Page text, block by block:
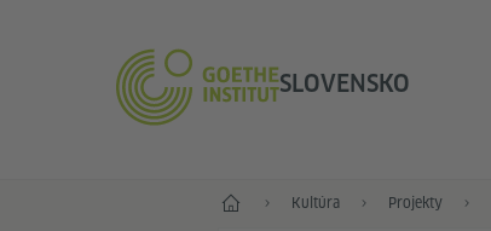
SLOVENSKO
Štart Kultúra Projekty